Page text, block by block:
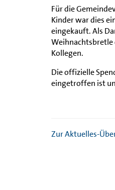
Für die
Kinder war dies
eingekauft. Als
Weihnachtsbretle
Kollegen.
Die offizielle
eingetroffen ist
Zur Aktuelles-